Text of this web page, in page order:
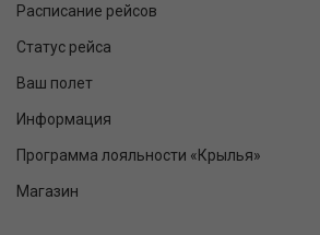
Расписание рейсов
Статус рейса
Ваш полет
Информация
Программа лояльности «Крылья»
Магазин